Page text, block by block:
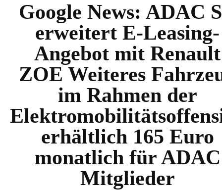
Google News: ADAC
erweitert E-Leasing-
Angebot mit Renault
ZOE Weiteres
im Rahmen der
erhältlich 165 Euro
monatlich für ADAC
Mitglieder